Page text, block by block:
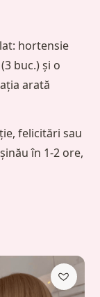
hortensie
buc.) și o
arată
felicitări sau
în 1-2 ore,